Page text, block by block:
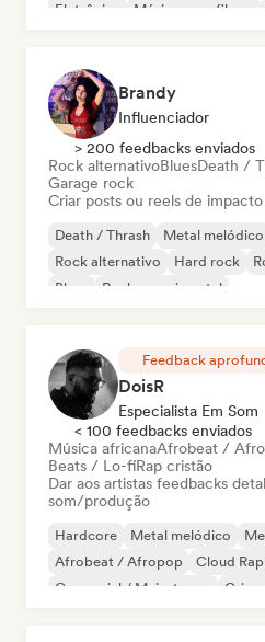
Eletrônica
Música para filmes
Brandy
Influenciador
> 200 feedbacks enviados
Rock alternativoBluesDeath /
Garage rock
Criar posts ou reels de
Death / Thrash Metal melódico
Rock alternativo
Hard rock
Blues
Rock experimental
Feedback
DoisR
Especialista Em Som
< 100 feedbacks enviados
Música africanaAfrobeat /
Beats / Lo-fiRap cristão
Dar aos artistas feedbacks
som/produção
Hardcore Metal melódico
Afrobeat / Afropop
Cloud
Comercial / Mainstream
Grime